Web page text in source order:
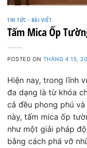
TIN TỨC - BÀI VIẾT
Tấm Mica Ốp
POSTED ON THÁNG 4 15,
Hiện nay, trong lĩnh
đa dạng là từ khóa
cả đều phong phú
này, tấm mica ốp
như một giải pháp
bằng cách phá vỡ